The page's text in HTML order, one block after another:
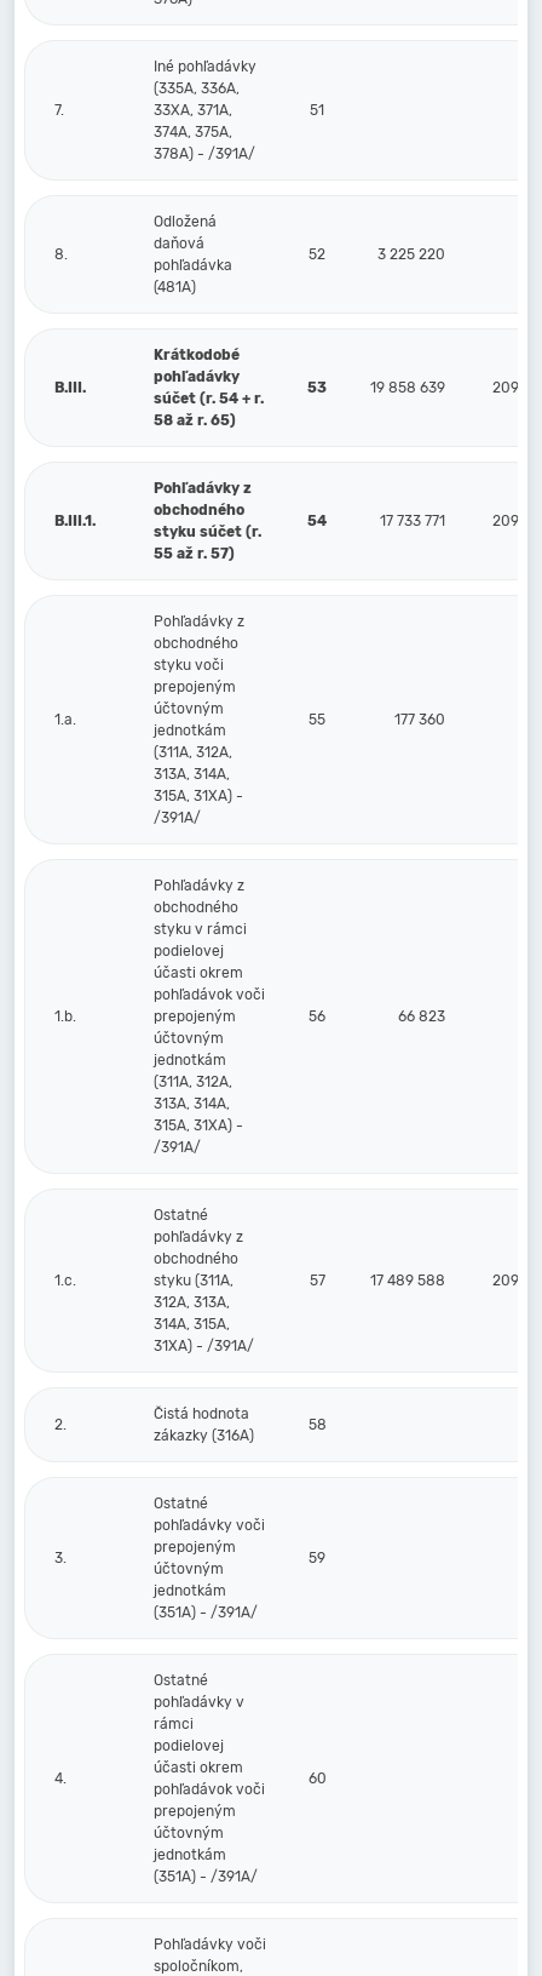
7.
Iné pohľadávky
(335A, 336A,
33XA, 371A,
374A, 375A,
378A) - /391A/
51
8.
Odložená
daňová
pohľadávka
(481A)
52 3 225 220
B.III.
Krátkodobé
pohľadávky
súčet (r. 54 + r.
58 až r. 65)
53 19 858 639 209
B.III.1.
Pohľadávky z
obchodného
styku súčet (r.
55 až r. 57)
54 17 733 771 209
1.a.
Pohľadávky z
obchodného
styku voči
prepojeným
účtovným
jednotkám
(311A, 312A,
313A, 314A,
315A, 31XA) -
/391A/
55 177 360
1.b.
Pohľadávky z
obchodného
styku v rámci
podielovej
účasti okrem
pohľadávok voči
prepojeným
účtovným
jednotkám
(311A, 312A,
313A, 314A,
315A, 31XA) -
/391A/
56 66 823
1.c.
Ostatné
pohľadávky z
obchodného
styku (311A,
312A, 313A,
314A, 315A,
31XA) - /391A/
57 17 489 588 209
2.
Čistá hodnota
zákazky (316A)
58
3.
Ostatné
pohľadávky voči
prepojeným
účtovným
jednotkám
(351A) - /391A/
59
4.
Ostatné
pohľadávky v
rámci
podielovej
účasti okrem
pohľadávok voči
prepojeným
účtovným
jednotkám
(351A) - /391A/
60
Pohľadávky voči
spoločníkom,